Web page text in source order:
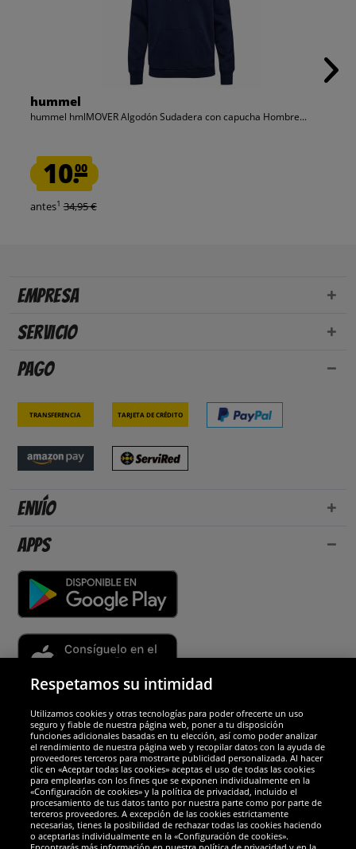
hummel
hummel hmlMOVER Algodón Sudadera con capucha Hombre...
10.00
antes1 34,95 €
Empresa
Servicio
Pago
Transferencia Tarjeta de crédito
Envío
Apps
Socios y seguridad
Galardones
Respetamos su intimidad
Utilizamos cookies y otras tecnologías para poder ofrecerte un uso
seguro y fiable de nuestra página web, poner a tu disposición
funciones adicionales basadas en tu elección, así como poder analizar
el rendimiento de nuestra página web y recopilar datos con la ayuda de
proveedores terceros para mostrarte publicidad personalizada. Al hacer
clic en «Aceptar todas las cookies» aceptas el uso de todas las cookies
para emplearlas con los fines que se exponen individualmente en la
«Configuración de cookies» y la política de privacidad, incluido el
procesamiento de tus datos tanto por nuestra parte como por parte de
terceros proveedores. A excepción de las cookies estrictamente
necesarias, tienes la posibilidad de rechazar todas las cookies haciendo
o aceptarlas individualmente en la «Configuración de cookies».